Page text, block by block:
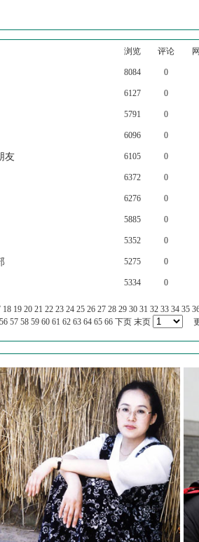
浏览 评论
8084 0
6127 0
5791 0
6096 0
友 6105 0
6372 0
6276 0
5885 0
5352 0
5275 0
5334 0
18 19 20 21 22 23 24 25 26 27 28 29 30 31 32 33 34 35
56 57 58 59 60 61 62 63 64 65 66 下页 末页